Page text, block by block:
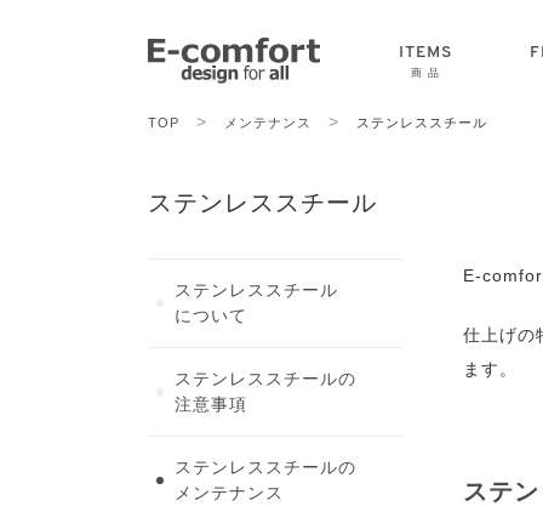
ITEMS
商 品
TOP > メンテナンス > ステンレススチール
ステンレススチール
ステンレススチール
について
ステンレススチールの
注意事項
ステンレススチールの
メンテナンス
E-
仕上げの
ます。
ステ